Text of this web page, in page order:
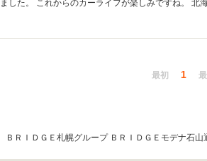
最初 1
ＢＲＩＤＧＥ札幌グループ ＢＲＩＤＧＥモデナ石